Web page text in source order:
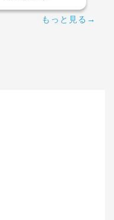
もっと見る→